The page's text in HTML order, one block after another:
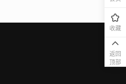
收藏
返回
顶部